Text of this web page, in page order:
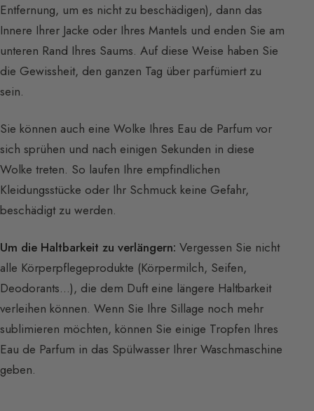
Entfernung, um es nicht zu beschädigen), dann das
Innere Ihrer Jacke oder Ihres Mantels und enden Sie am
unteren Rand Ihres Saums. Auf diese Weise haben Sie
die Gewissheit, den ganzen Tag über parfümiert zu
sein.
Sie können auch eine Wolke Ihres Eau de Parfum vor
sich sprühen und nach einigen Sekunden in diese
Wolke treten. So laufen Ihre empfindlichen
Kleidungsstücke oder Ihr Schmuck keine Gefahr,
beschädigt zu werden.
Um die Haltbarkeit zu verlängern: Vergessen Sie nicht
alle Körperpflegeprodukte (Körpermilch, Seifen,
Deodorants…), die dem Duft eine längere Haltbarkeit
verleihen können. Wenn Sie Ihre Sillage noch mehr
sublimieren möchten, können Sie einige Tropfen Ihres
Eau de Parfum in das Spülwasser Ihrer Waschmaschine
geben.